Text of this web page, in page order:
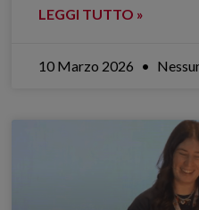
LEGGI TUTTO »
10 Marzo 2026